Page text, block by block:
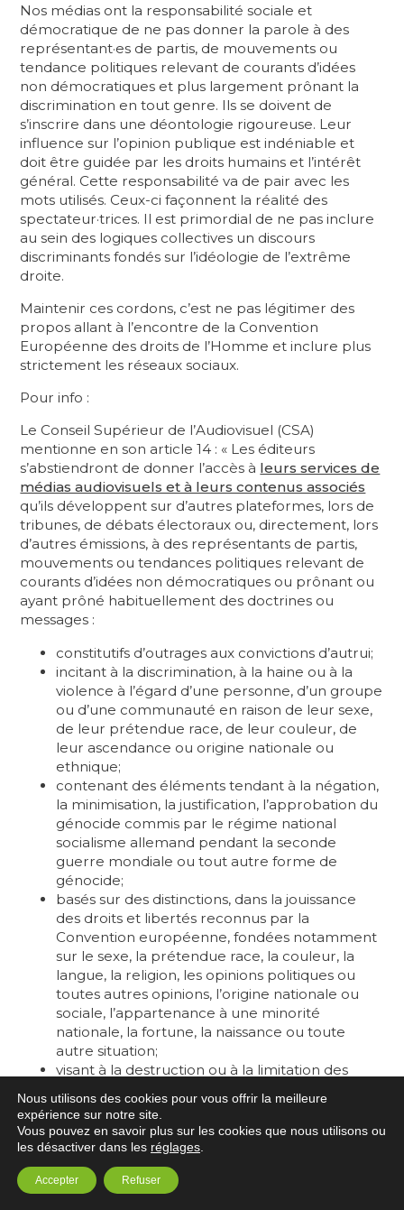
Nos médias ont la responsabilité sociale et
démocratique de ne pas donner la parole à des
représentant·es de partis, de mouvements ou
tendance politiques relevant de courants d’idées
non démocratiques et plus largement prônant la
discrimination en tout genre. Ils se doivent de
s’inscrire dans une déontologie rigoureuse. Leur
influence sur l’opinion publique est indéniable et
doit être guidée par les droits humains et l’intérêt
général. Cette responsabilité va de pair avec les
mots utilisés. Ceux-ci façonnent la réalité des
spectateur·trices. Il est primordial de ne pas inclure
au sein des logiques collectives un discours
discriminants fondés sur l’idéologie de l’extrême
droite.
Maintenir ces cordons, c’est ne pas légitimer des
propos allant à l’encontre de la Convention
Européenne des droits de l’Homme et inclure plus
strictement les réseaux sociaux.
Pour info :
Le Conseil Supérieur de l’Audiovisuel (CSA)
mentionne en son article 14 : « Les éditeurs
s’abstiendront de donner l’accès à leurs services de
médias audiovisuels et à leurs contenus associés
qu’ils développent sur d’autres plateformes, lors de
tribunes, de débats électoraux ou, directement, lors
d’autres émissions, à des représentants de partis,
mouvements ou tendances politiques relevant de
courants d’idées non démocratiques ou prônant ou
ayant prôné habituellement des doctrines ou
messages :
constitutifs d’outrages aux convictions d’autrui;
incitant à la discrimination, à la haine ou à la
violence à l’égard d’une personne, d’un groupe
ou d’une communauté en raison de leur sexe,
de leur prétendue race, de leur couleur, de
leur ascendance ou origine nationale ou
ethnique;
contenant des éléments tendant à la négation,
la minimisation, la justification, l’approbation du
génocide commis par le régime national
socialisme allemand pendant la seconde
guerre mondiale ou tout autre forme de
génocide;
basés sur des distinctions, dans la jouissance
des droits et libertés reconnus par la
Convention européenne, fondées notamment
sur le sexe, la prétendue race, la couleur, la
langue, la religion, les opinions politiques ou
toutes autres opinions, l’origine nationale ou
sociale, l’appartenance à une minorité
nationale, la fortune, la naissance ou toute
autre situation;
visant à la destruction ou à la limitation des
belge ».
Le Conseil de Déontologie Journalistique (CDJ)
l’expression « des candidats, listes, partis,
mouvements… qu’elles [les rédactions] identifient
Nous utilisons des cookies pour vous offrir la meilleure
expérience sur notre site.
Vous pouvez en savoir plus sur les cookies que nous utilisons ou
les désactiver dans les réglages
Accepter Refuser